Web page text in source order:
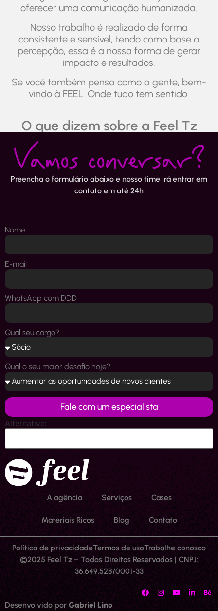
oferecer uma comunicação humanizada.
Nosso trabalho é realizado de forma
consistente e sensível, tendo como base a
percepção, essa é a nossa forma de gerar
impacto e resultados.
Se você também pensa como a gente, bem-
vindo à FEEL. Onde tudo tem sentido.
O que dizem sobre a Feel Tz
Vamos conversar?
Preencha o formulário abaixo e nosso time irá entrar em
contato em até 24h
Nome
E-mail
WhatsApp com DDD
Qual seu cargo?
Qual o seu maior desafio hoje?
Fale com um especialista
Alternative:
A agência Serviços Cases
Materiais Ricos Blog Contato
Política de privacidadeTermos de usoTrabalhe conosco
©2025 Feel Tz – Todos Direitos Reservados | CNPJ:
36.649.528/0001-33
Desenvolvido por Gabriel Lino